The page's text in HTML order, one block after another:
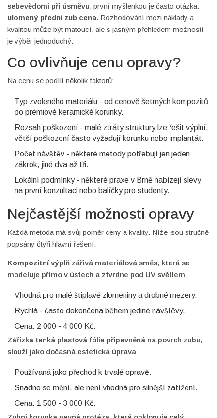
sebevědomí při úsměvu, první myšlenkou je často otázka:
ulomený přední zub cena. Rozhodování mezi náklady a
kvalitou může být matoucí, ale s jasným přehledem možností
je výběr jednoduchý.
Co ovlivňuje cenu opravy?
Na cenu se podílí několik faktorů:
Typ zvoleného materiálu - od cenově šetrných kompozitů
po prémiové keramické korunky.
Rozsah poškození - malé ztráty struktury lze řešit výplní,
větší poškození často vyžadují korunku nebo implantát.
Počet návštěv - některé metody potřebují jen jeden
zákrok, jiné dva až tři.
Lokální podmínky - některé praxe v Brně nabízejí slevy
na první konzultaci nebo balíčky pro studenty.
Nejčastější možnosti opravy
Každá metoda má svůj poměr ceny a kvality. Níže jsou stručně
popsány čtyři hlavní řešení.
Kompozitní výplň zářivá materiálová směs, která se
modeluje přímo v ústech a ztvrdne pod UV světlem
Vhodná pro malé štiplavé zlomeniny a drobné mezery.
Rychlá - často dokončena během jediné návštěvy.
Cena: 2 000 - 4 000 Kč.
Zářízka tenká plastová fólie připevněná na povrch zubu,
slouží jako dočasná estetická úprava
Používaná jako přechod k trvalé opravě.
Snadno se mění, ale není vhodná pro silnější zatížení.
Cena: 1 500 - 3 000 Kč.